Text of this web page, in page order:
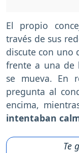
El propio
través de sus
discute con uno
frente a una de
se mueva. En
pregunta al
encima,
intentaban
Te